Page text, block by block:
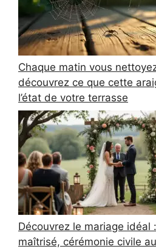
Chaque matin vous
découvrez ce que cette
l’état de votre terrasse
Découvrez le mariage idéal
maîtrisé, cérémonie civile